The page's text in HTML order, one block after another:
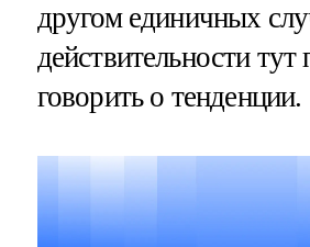
другом единичных
действительности тут
говорить о тенденции.